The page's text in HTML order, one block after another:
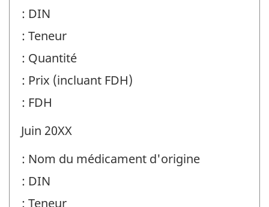
: DIN
: Teneur
: Quantité
: Prix (incluant FDH)
: FDH
Juin 20XX
: Nom du médicament d'origine
: DIN
: Teneur